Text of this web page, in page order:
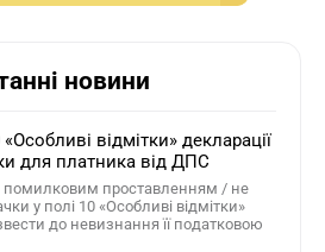
новини
відмітки» декларації
для платника від ДПС
помилковим проставленням / не
у полі 10 «Особливі відмітки»
до невизнання її податковою